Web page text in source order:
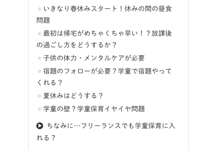
いきなり春休みスタート！休みの間の昼食
問題
最初は帰宅がめちゃくちゃ早い！？放課後
の過ごし方をどうするか？
子供の体力・メンタルケアが必要
宿題のフォローが必要？学童で宿題やって
くれる？
夏休みはどうする？
学童の壁？学童保育イヤイヤ問題
ちなみに…フリーランスでも学童保育に入
れる？